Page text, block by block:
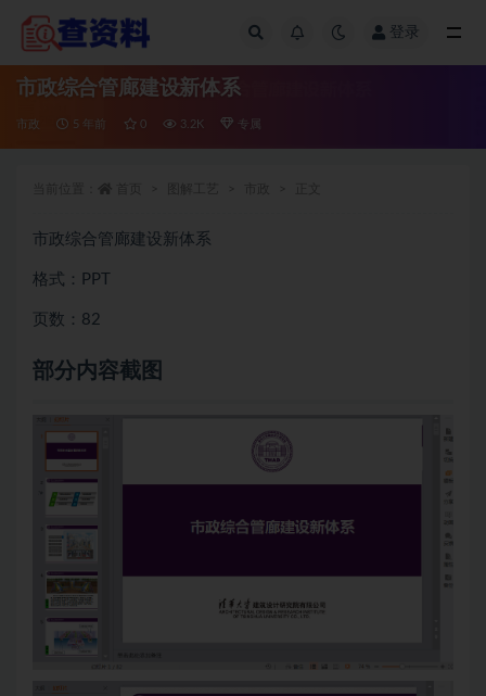
登录
市政综合管廊建设新体系
市政 5 年前 0 3.2K 专属
市政综合管廊建设新体系
格式：PPT
页数：82
部分内容截图